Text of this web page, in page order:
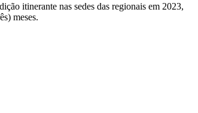
itinerante nas sedes das regionais em 2023,
meses.